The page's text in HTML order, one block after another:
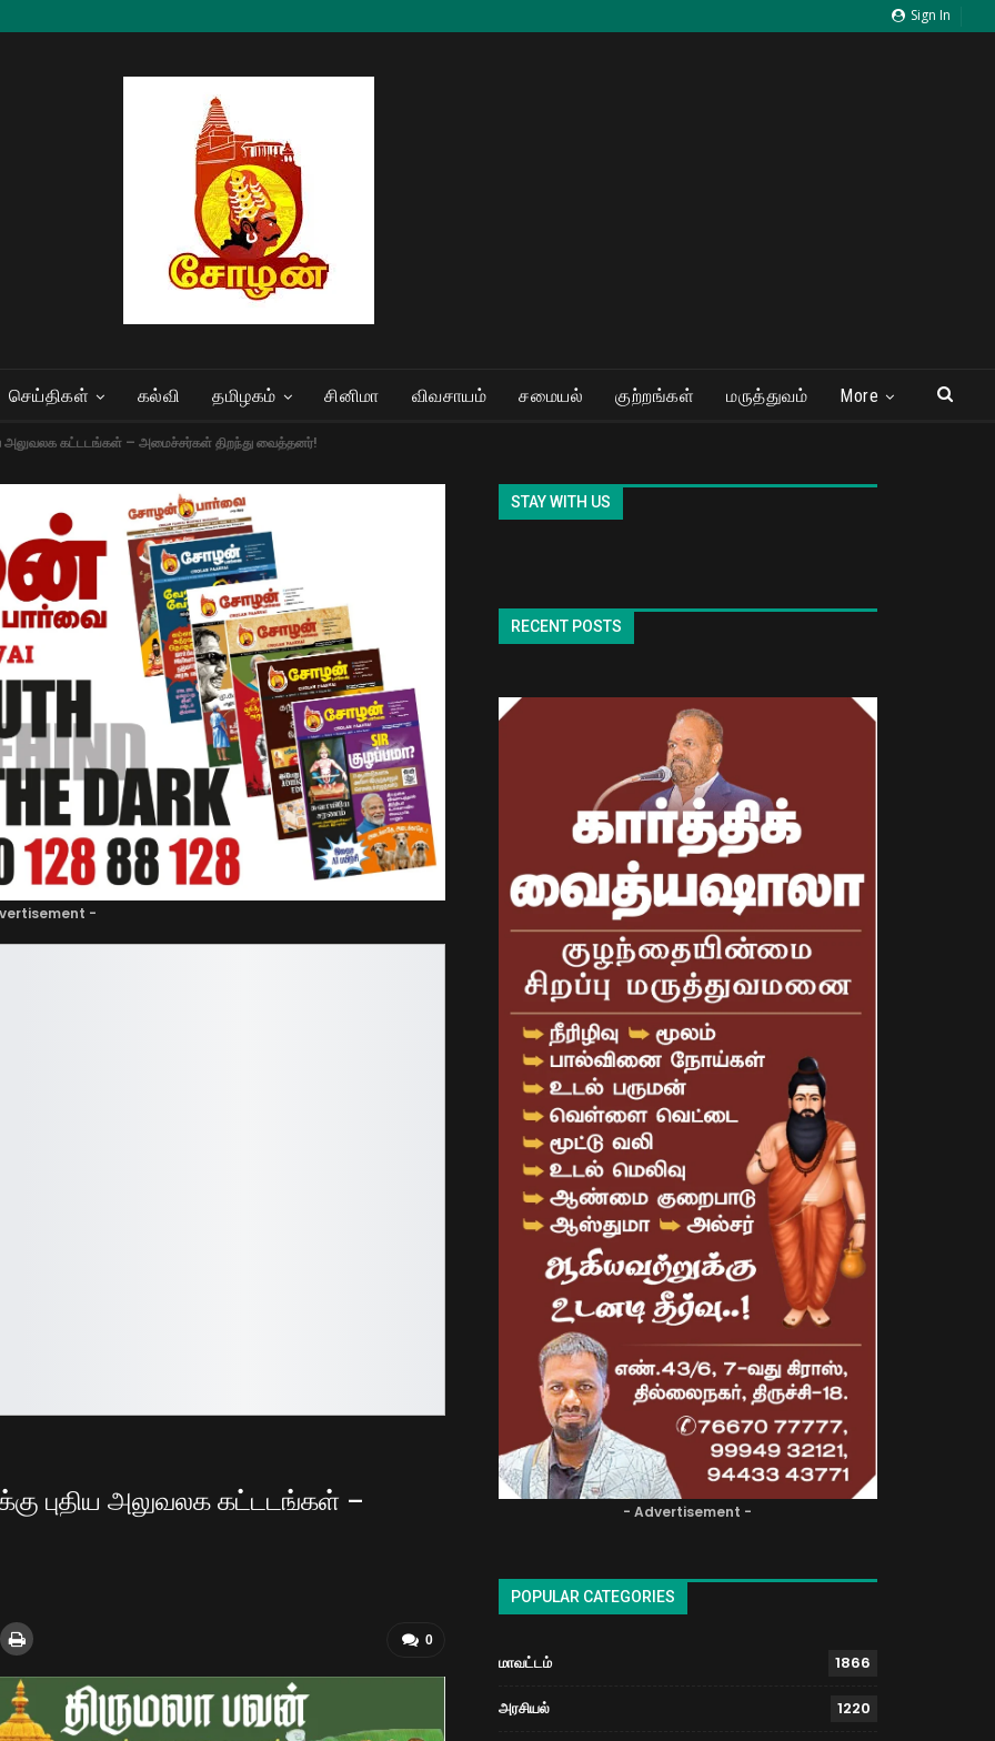
Sign In
செய்திகள் கல்வி தமிழகம் சினிமா விவசாயம் சமையல் குற்றங்கள் மருத்துவம் More
அலுவலக கட்டடங்கள் – அமைச்சர்கள் திறந்து வைத்தனர்!
-
புதிய அலுவலக கட்டடங்கள் –
0
STAY WITH US
RECENT POSTS
- Advertisement -
POPULAR CATEGORIES
மாவட்டம் 1866
அரசியல் 1220